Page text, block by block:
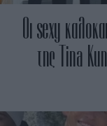
Οι sexy
της Tina